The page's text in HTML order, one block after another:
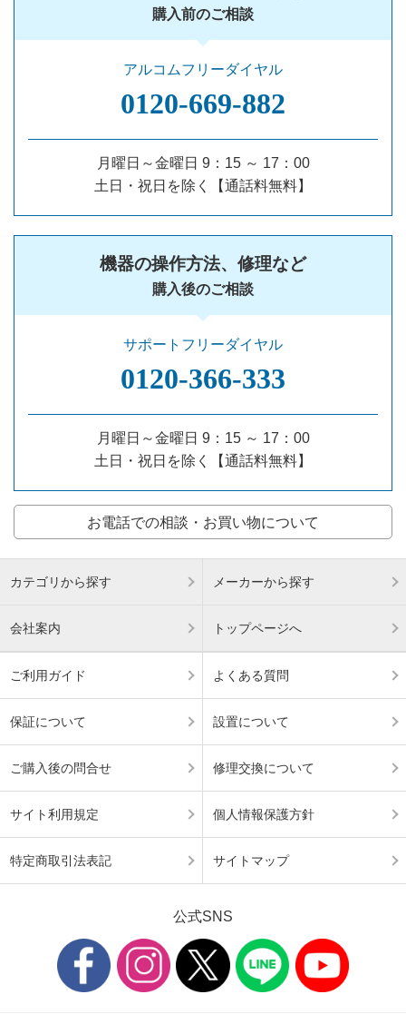
購入前のご相談
アルコムフリーダイヤル
0120‐669‐882
月曜日～金曜日 9：15 ～ 17：00
土日・祝日を除く【通話料無料】
機器の操作方法、修理など
購入後のご相談
サポートフリーダイヤル
0120‐366‐333
月曜日～金曜日 9：15 ～ 17：00
土日・祝日を除く【通話料無料】
お電話での相談・お買い物について
カテゴリから探す メーカーから探す
会社案内 トップページへ
ご利用ガイド よくある質問
保証について 設置について
ご購入後の問合せ 修理交換について
サイト利用規定 個人情報保護方針
特定商取引法表記 サイトマップ
公式SNS